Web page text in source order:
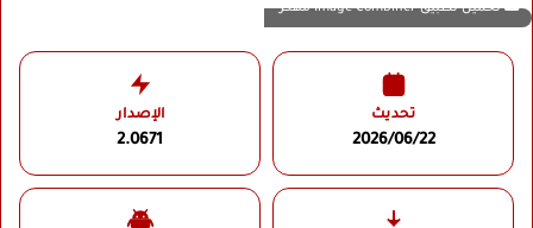
تحميل تطبيق Image Combiner مهكر
تحديث
2026/06/22
الإصدار
2.0671